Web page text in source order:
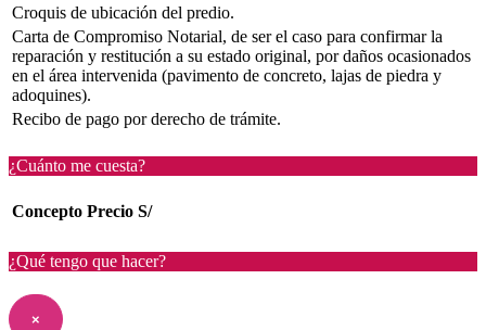
Croquis de ubicación del predio.
Carta de Compromiso Notarial, de ser el caso para confirmar la
reparación y restitución a su estado original, por daños ocasionados
en el área intervenida (pavimento de concreto, lajas de piedra y
adoquines).
Recibo de pago por derecho de trámite.
¿Cuánto me cuesta?
Concepto Precio S/
¿Qué tengo que hacer?
×